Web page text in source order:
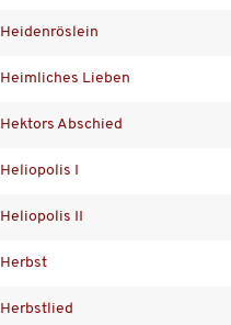
Heidenröslein
Heimliches Lieben
Hektors Abschied
Heliopolis I
Heliopolis II
Herbst
Herbstlied